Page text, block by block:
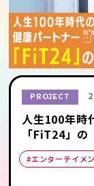
PROJECT
人生100年時
「FiT24」の
#エンターテイメ